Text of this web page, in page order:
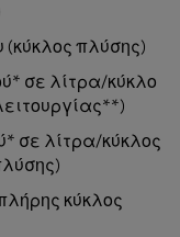
(κύκλος πλύσης)
σε λίτρα/κύκλο
σε λίτρα/κύκλος
κύκλος